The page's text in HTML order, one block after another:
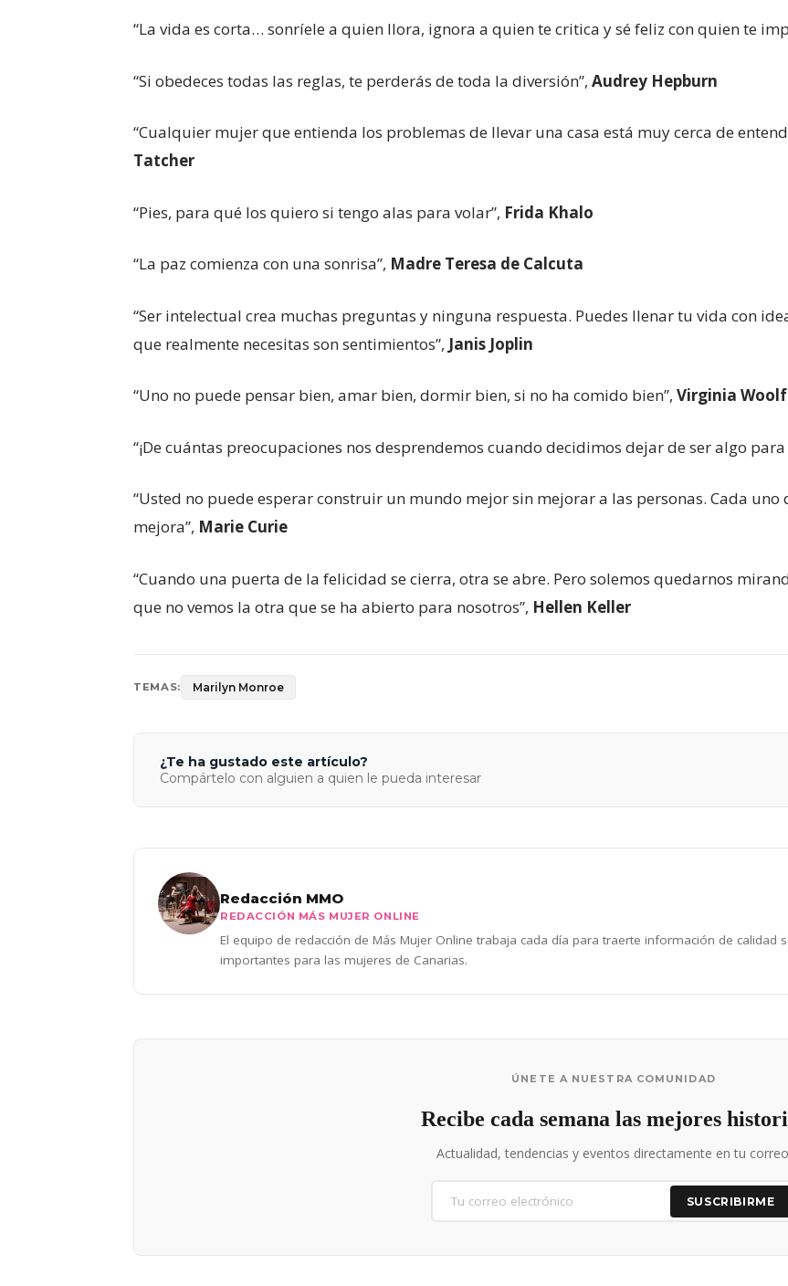
“La vida es corta… sonríele a quien llora, ignora a quien te critica y sé feliz con quien te
“Si obedeces todas las reglas, te perderás de toda la diversión”, Audrey Hepburn
“Cualquier mujer que entienda los problemas de llevar una casa está muy cerca de
Tatcher
“Pies, para qué los quiero si tengo alas para volar”, Frida Khalo
“La paz comienza con una sonrisa”, Madre Teresa de Calcuta
“Ser intelectual crea muchas preguntas y ninguna respuesta. Puedes llenar tu vida con
que realmente necesitas son sentimientos”, Janis Joplin
“Uno no puede pensar bien, amar bien, dormir bien, si no ha comido bien”, Virginia Woolf
“¡De cuántas preocupaciones nos desprendemos cuando decidimos dejar de ser algo para
“Usted no puede esperar construir un mundo mejor sin mejorar a las personas. Cada
mejora”, Marie Curie
“Cuando una puerta de la felicidad se cierra, otra se abre. Pero solemos quedarnos
que no vemos la otra que se ha abierto para nosotros”, Hellen Keller
TEMAS: Marilyn Monroe
¿Te ha gustado este artículo?
Compártelo con alguien a quien le pueda interesar
Redacción MMO
REDACCIÓN MÁS MUJER ONLINE
El equipo de redacción de Más Mujer Online trabaja cada día para traerte información de calidad
importantes para las mujeres de Canarias.
ÚNETE A NUESTRA COMUNIDAD
Recibe cada semana las mejores
Actualidad, tendencias y eventos directamente en tu
SUSCRIBIRME